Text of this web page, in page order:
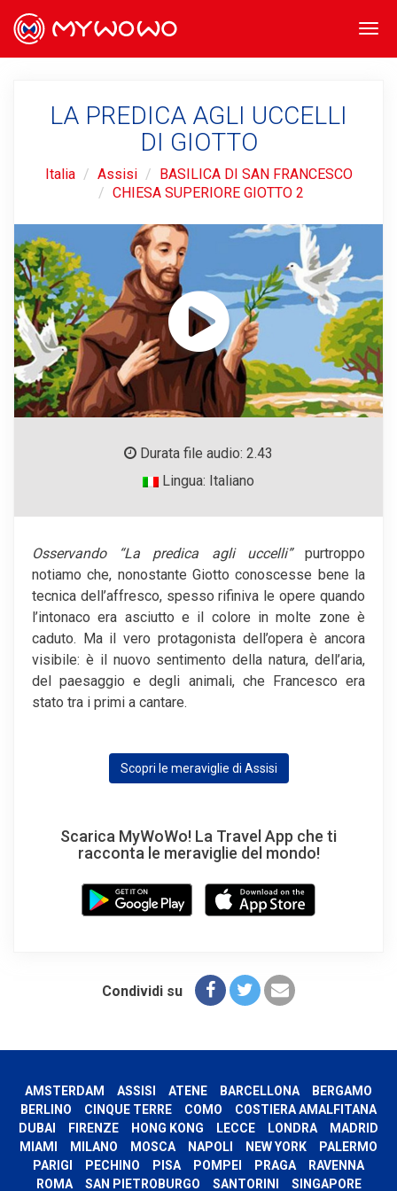
LA PREDICA AGLI UCCELLI
DI GIOTTO
Italia Assisi
BASILICA DI SAN FRANCESCO
CHIESA SUPERIORE GIOTTO 2
Durata file audio: 2.43
Lingua: Italiano
Osservando “La predica agli uccelli”purtroppo
notiamo che, nonostante Giotto conoscesse bene la
tecnica dell’affresco, spesso rifiniva le opere quando
l’intonaco era asciutto e il colore in molte zone è
caduto. Ma il vero protagonista dell’opera è ancora
visibile: è il nuovo sentimento della natura, dell’aria,
del paesaggio e degli animali, che Francesco era
stato tra i primi a cantare.
Scopri le meraviglie di Assisi
Scarica MyWoWo! La Travel App che ti
racconta le meraviglie del mondo!
Condividi su
AMSTERDAM ASSISI ATENE BARCELLONA
BERGAMO
BERLINO
CINQUE TERRE COMO
COSTIERA AMALFITANA
DUBAI
FIRENZE HONG KONG LECCE LONDRA
MADRID
MIAMI
MILANO MOSCA NAPOLI NEW YORK
PALERMO
PARIGI
PECHINO PISA POMPEI PRAGA
RAVENNA
ROMA
SAN PIETROBURGO SANTORINI SINGAPORE